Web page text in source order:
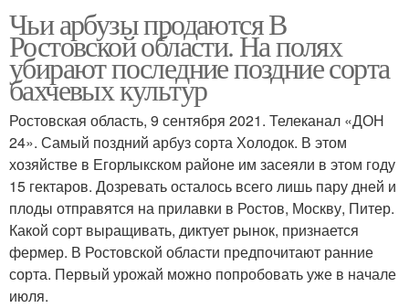
Чьи арбузы продаются В
Ростовской области. На полях
убирают последние поздние сорта
бахчевых культур
Ростовская область, 9 сентября 2021. Телеканал «ДОН
24». Самый поздний арбуз сорта Холодок. В этом
хозяйстве в Егорлыкском районе им засеяли в этом году
15 гектаров. Дозревать осталось всего лишь пару дней и
плоды отправятся на прилавки в Ростов, Москву, Питер.
Какой сорт выращивать, диктует рынок, признается
фермер. В Ростовской области предпочитают ранние
сорта. Первый урожай можно попробовать уже в начале
июля.